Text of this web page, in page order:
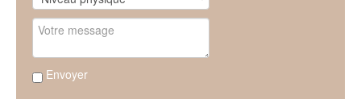
Envoyer